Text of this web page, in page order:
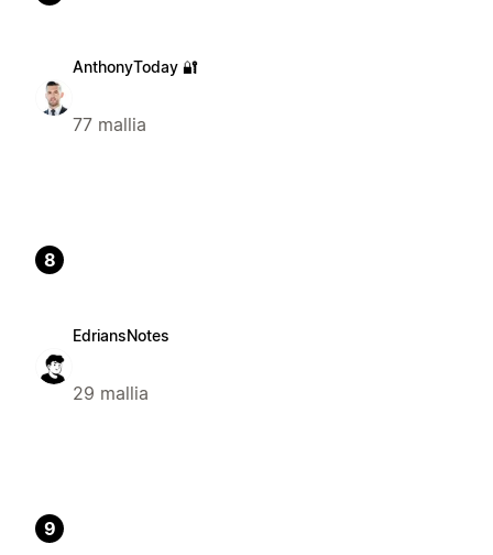
AnthonyToday 🔐
77 mallia
8
EdriansNotes
29 mallia
9